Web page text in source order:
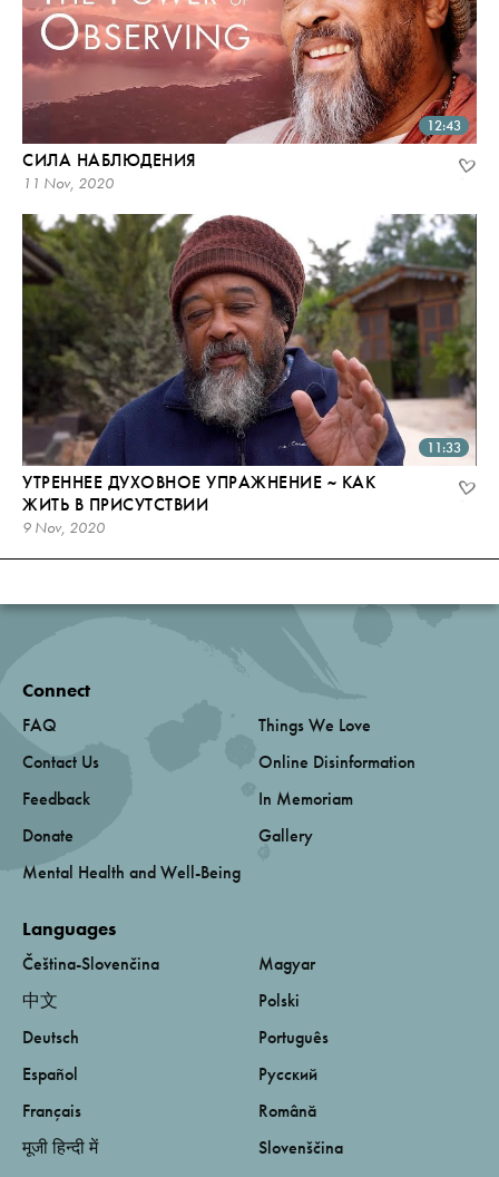
12:43
СИЛА НАБЛЮДЕНИЯ
11 Nov, 2020
11:33
УТРЕННЕЕ ДУХОВНОЕ УПРАЖНЕНИЕ ~ КАК
ЖИТЬ В ПРИСУТСТВИИ
9 Nov, 2020
Connect
FAQ
Contact Us
Feedback
Donate
Mental Health and Well-Being
Things We Love
Online Disinformation
In Memoriam
Gallery
Languages
Čeština-Slovenčina
中文
Deutsch
Español
Français
मूजी हिन्दी में
Magyar
Polski
Português
Русский
Română
Slovenščina